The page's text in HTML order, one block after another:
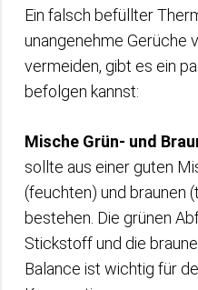
Ein falsch befüllter
unangenehme Gerüche
vermeiden, gibt es ein
befolgen kannst:
Mische Grün- und
sollte aus einer guten
(feuchten) und braunen
bestehen. Die grünen
Stickstoff und die
Balance ist wichtig für